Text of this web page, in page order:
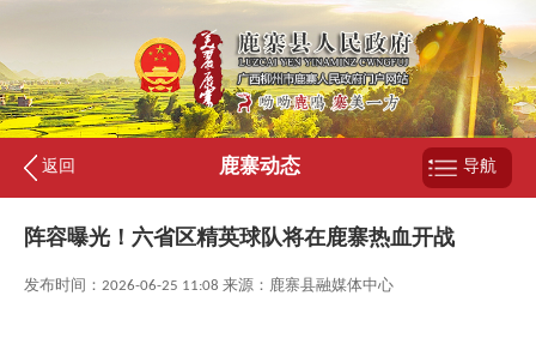
返回 鹿寨动态 导航
阵容曝光！六省区精英球队将在鹿寨热血开战
发布时间：2026-06-25 11:08 来源：鹿寨县融媒体中心